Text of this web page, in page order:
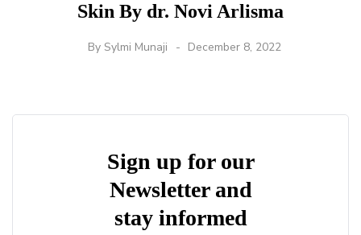
Skin By dr. Novi Arlisma
By Sylmi Munaji December 8, 2022
Sign up for our
Newsletter and
stay informed